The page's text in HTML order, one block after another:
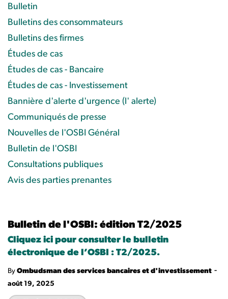
Bulletin de l'OSBI: édition T2/2025
Cliquez ici pour consulter le bulletin
électronique de l’OSBI : T2/2025.
By Ombudsman des services bancaires et d'investissement -
août 19, 2025
Bulletin
Bulletins des consommateurs
Bulletins des firmes
Études de cas
Études de cas - Bancaire
Études de cas - Investissement
Bannière d'alerte d'urgence (l' alerte)
Communiqués de presse
Nouvelles de l'OSBI Général
Bulletin de l'OSBI
Consultations publiques
Avis des parties prenantes